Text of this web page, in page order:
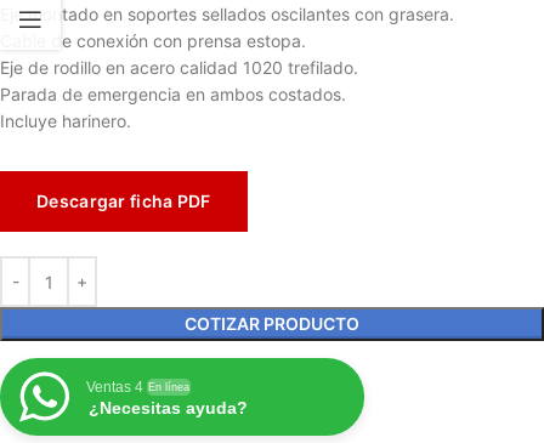
Eje montado en soportes sellados oscilantes con grasera.
Cable de conexión con prensa estopa.
Eje de rodillo en acero calidad 1020 trefilado.
Parada de emergencia en ambos costados.
Incluye harinero.
Descargar ficha PDF
COTIZAR PRODUCTO
Ventas 4 En línea
¿Necesitas ayuda?